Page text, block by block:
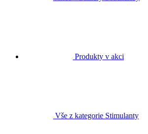
Produkty v akci
Vše z kategorie Stimulanty